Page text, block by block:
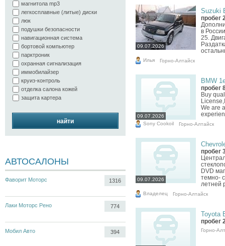
магнитола mp3
легкосплавные (литые) диски
люк
подушки безопасности
навигационная система
бортовой компьютер
парктроник
охранная сигнализация
иммобилайзер
круиз-контроль
отделка салона кожей
защита картера
найти
АВТОСАЛОНЫ
Фаворит Моторс 1316
Лаки Моторс Рено 774
Мобил Авто 394
09.07.2026
Suzuki
пробег
в
25.
Илья Горно-Алтайск
09.07.2026
BMW
пробег
Buy
We are
Sony Cookoil Горно-Алтайск
09.07.2026
пробег
DVD
темно-
летней
Владелец Горно-Алтайск
Toyota
пробег
Горно-